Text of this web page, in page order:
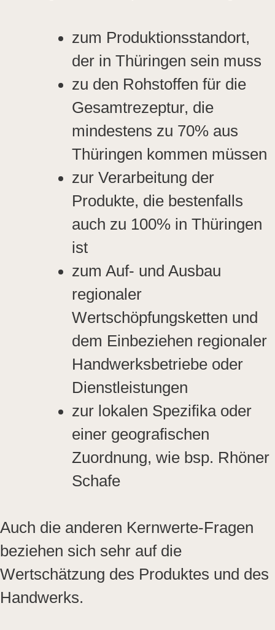
zum Produktionsstandort,
der in Thüringen sein muss
zu den Rohstoffen für die
Gesamtrezeptur, die
mindestens zu 70% aus
Thüringen kommen müssen
zur Verarbeitung der
Produkte, die bestenfalls
auch zu 100% in Thüringen
ist
zum Auf- und Ausbau
regionaler
Wertschöpfungsketten und
dem Einbeziehen regionaler
Handwerksbetriebe oder
Dienstleistungen
zur lokalen Spezifika oder
einer geografischen
Zuordnung, wie bsp. Rhöner
Schafe
Auch die anderen Kernwerte-Fragen
beziehen sich sehr auf die
Wertschätzung des Produktes und des
Handwerks.